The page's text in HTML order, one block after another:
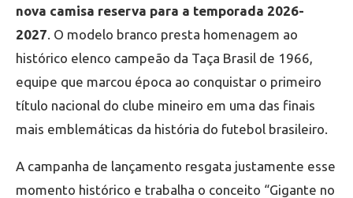
nova camisa reserva para a temporada 2026-
2027. O modelo branco presta homenagem ao
histórico elenco campeão da Taça Brasil de 1966,
equipe que marcou época ao conquistar o primeiro
título nacional do clube mineiro em uma das finais
mais emblemáticas da história do futebol brasileiro.
A campanha de lançamento resgata justamente esse
momento histórico e trabalha o conceito “Gigante no